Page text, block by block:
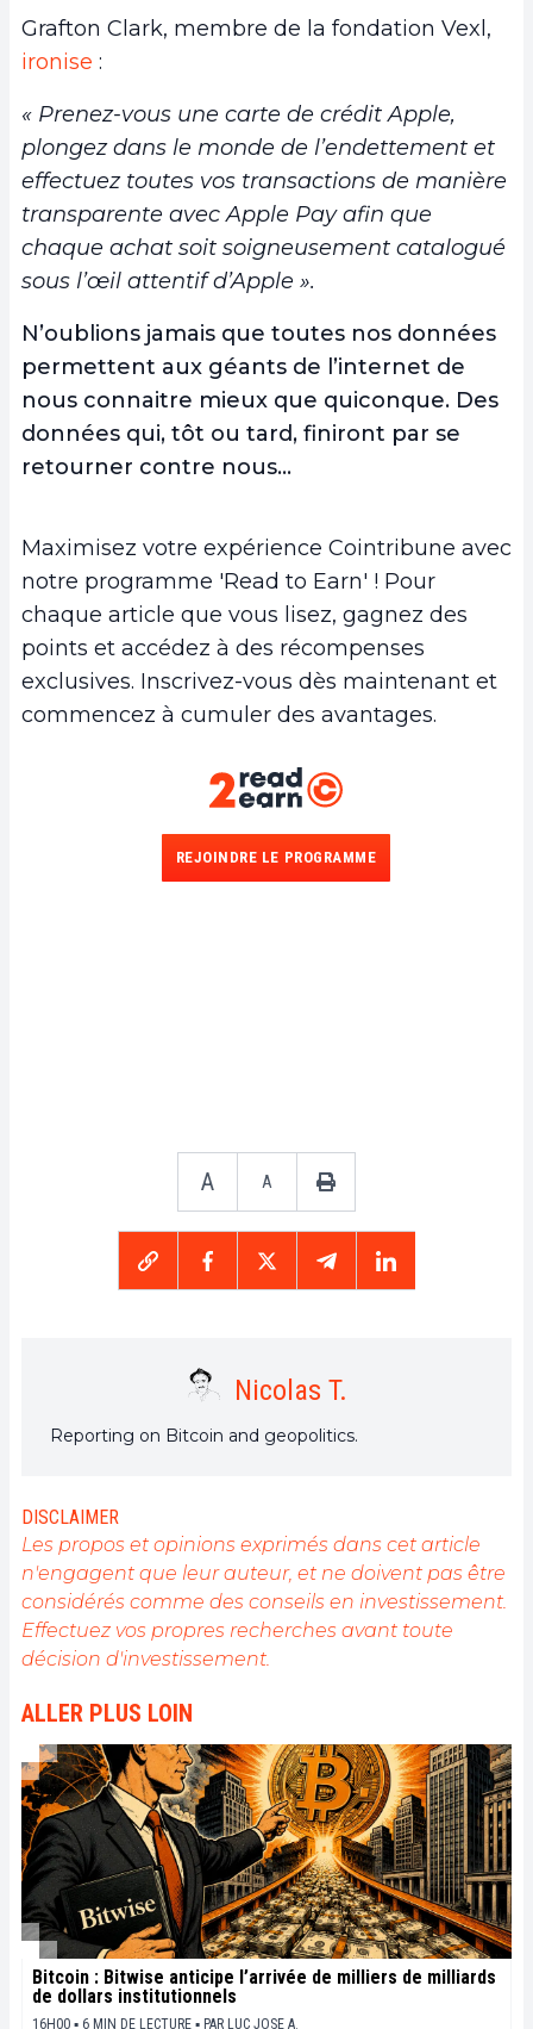
Grafton Clark, membre de la fondation Vexl,
ironise :
« Prenez-vous une carte de crédit Apple,
plongez dans le monde de l’endettement et
effectuez toutes vos transactions de manière
transparente avec Apple Pay afin que
chaque achat soit soigneusement catalogué
sous l’œil attentif d’Apple ».
N’oublions jamais que toutes nos données
permettent aux géants de l’internet de
nous connaitre mieux que quiconque. Des
données qui, tôt ou tard, finiront par se
retourner contre nous…
Maximisez votre expérience Cointribune avec
notre programme 'Read to Earn' ! Pour
chaque article que vous lisez, gagnez des
points et accédez à des récompenses
exclusives. Inscrivez-vous dès maintenant et
commencez à cumuler des avantages.
REJOINDRE LE PROGRAMME
A A
Nicolas T.
Reporting on Bitcoin and geopolitics.
DISCLAIMER
Les propos et opinions exprimés dans cet article
n'engagent que leur auteur, et ne doivent pas être
considérés comme des conseils en investissement.
Effectuez vos propres recherches avant toute
décision d'investissement.
ALLER PLUS LOIN
Bitcoin : Bitwise anticipe l’arrivée de milliers de milliards
de dollars institutionnels
16H00 ▪ 6 MIN DE LECTURE ▪ PAR LUC JOSE A.